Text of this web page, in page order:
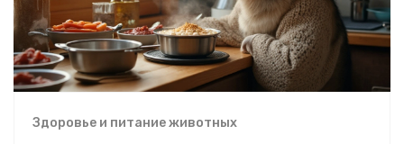
Здоровье и питание животных